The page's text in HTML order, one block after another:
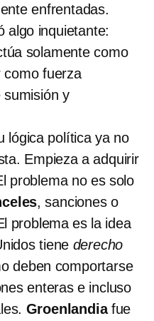
enfrentadas.
algo inquietante:
solamente como
como fuerza
sumisión y
lógica política ya no
Empieza a adquirir
problema no es solo
, sanciones o
problema es la idea
tiene derecho
deben comportarse
enteras e incluso
Groenlandiafue